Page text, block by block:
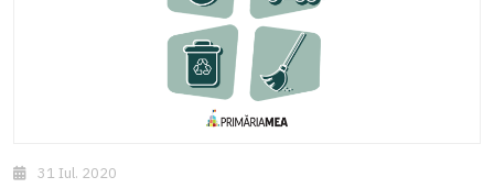
31 Iul. 2020